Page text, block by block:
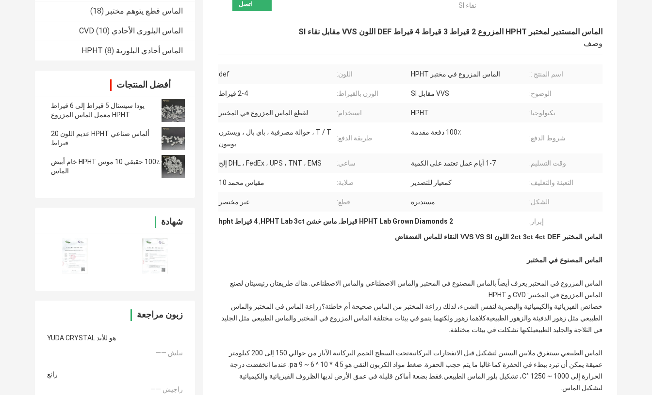
الماس قطع يتوهم مختبر (18)
الماس البلوري الأحادي CVD (10)
الماس أحادي البلورية HPHT (8)
أفضل المنتجات
يودا سيستال 5 قيراط إلى 6 قيراط
HPHT معمل الماس المزروع
ألماس صناعي HPHT عديم اللون 20
قيراط
100٪ حقيقي 10 موس HPHT خام أبيض
الماس
شهادة
زبون مراجعة
YUDA CRYSTAL هو للأبد
—— نيلش
رائع
—— راجيش
نقاء SI
اتصل
الماس المستدير لمختبر HPHT المزروع 2 قيراط 3 قيراط 4 قيراط DEF اللون VVS مقابل نقاء SI
وصف
اسم المنتج :: الماس المزروع في مختبر HPHT اللون: def
الوضوح: VVS مقابل SI الوزن بالقيراط: 2-4 قيراط
تكنولوجيا: HPHT استخدام: لقطع الماس المزروع في المختبر
شروط الدفع:
100٪ دفعة مقدمة
طريقة الدفع:
T / T ، حوالة مصرفية ، باي بال ، ويسترن
يونيون
وقت التسليم: 1-7 أيام عمل تعتمد على الكمية ساعي: DHL ، FedEx ، UPS ، TNT ، EMS إلخ
التعبئة والتغليف: كمعيار للتصدير صلابة: مقياس محمد 10
الشكل: مستديرة قطع: غير مختصر
إبراز: HPHT Lab Grown Diamonds 2 قيراط , ماس خشن HPHT Lab 3ct ,4 قيراط hpht
الماس المختبر 2ct 3ct 4ct DEF اللون VVS VS SI النقاء للماس الفضفاض
الماس المصنوع في المختبر
الماس المزروع في المختبر يعرف أيضاً بالماس المصنوع في المختبر والماس الاصطناعي والماس الاصطناعي. هناك طريقتان رئيسيتان لصنع
الماس المزروع في المختبر: CVD و HPHT.
خصائص الفيزيائية والكيميائية والبصرية لنفس الشيء، لذلك زراعة المختبر من الماس صحيحة أم خاطئة؟زراعة الماس في المختبر والماس
الطبيعي مثل زهور الدفيئة والزهور الطبيعيةكلاهما زهور ولكنهما ينمو في بيئات مختلفة الماس المزروع في المختبر والماس الطبيعي مثل الجليد
في الثلاجة والجليد الطبيعيلكنها تشكلت في بيئات مختلفة.
الماس الطبيعي يستغرق ملايين السنين لتشكيل قبل الانفجارات البركانيةتحت السطح الحمم البركانية الآبار من حوالي 150 إلى 200 كيلومتر
عميقة يمكن أن تبرد ببطء في الحفرة كما غالبا ما يتم حجب الحفرة. ضغط مواد الكربون النقي هو 4.5 * 10 ^ 6 ~ 9 pa. عندما انخفضت درجة
الحرارة إلى 1000 ~ 1250 °C، تشكيل بلور الماس الطبيعي.فقط بضعة أماكن قليلة في عمق الأرض لديها الظروف الفيزيائية والكيميائية
لتشكيل الماس.